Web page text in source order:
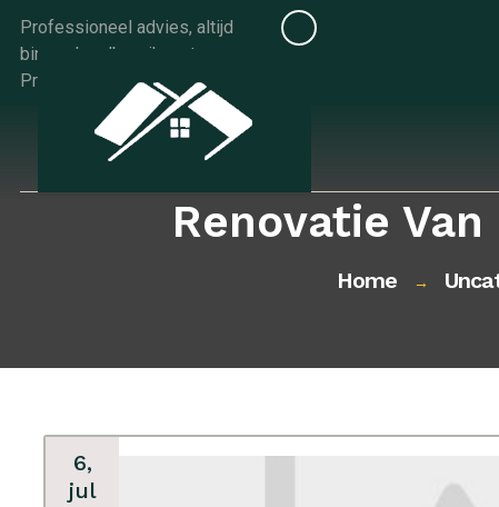
content
Professioneel advies, altijd
binnen handbereik met
Progids.be
Renovatie
Home →
6,
jul